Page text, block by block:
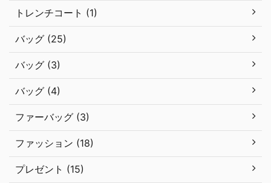
トレンチコート (1)
バッグ (25)
バッグ (3)
バッグ (4)
ファーバッグ (3)
ファッション (18)
プレゼント (15)